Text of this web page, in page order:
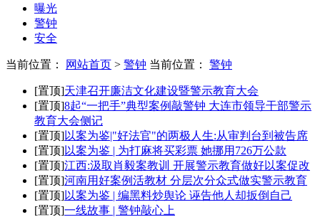
曝光
警钟
安全
当前位置： 网站首页 > 警钟 当前位置： 警钟
[置顶]天津召开廉洁文化建设暨警示教育大会
[置顶]8起“一把手”典型案例敲警钟 大连市领导干部警示
教育大会侧记
[置顶]以案为鉴|"好法官"的两极人生:从审判台到被告席
[置顶]以案为鉴 | 为打麻将买彩票 她挪用726万公款
[置顶]江西:汲取肖毅案教训 开展警示教育做好以案促改
[置顶]河南用好案例活教材 分层次分众式做实警示教育
[置顶]以案为鉴 | 编黑料炒舆论 诬告他人却扳倒自己
[置顶]一线故事 | 警钟敲心上